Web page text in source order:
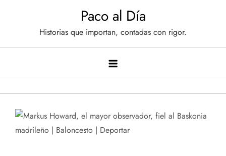
Paco al Día
Historias que importan, contadas con rigor.